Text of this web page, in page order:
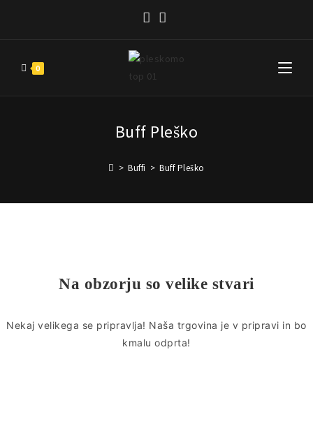
0
Buff Pleško
> Buffi > Buff Pleško
Na obzorju so velike stvari
Nekaj ​​velikega se pripravlja! Naša trgovina je v pripravi in ​​bo
kmalu odprta!